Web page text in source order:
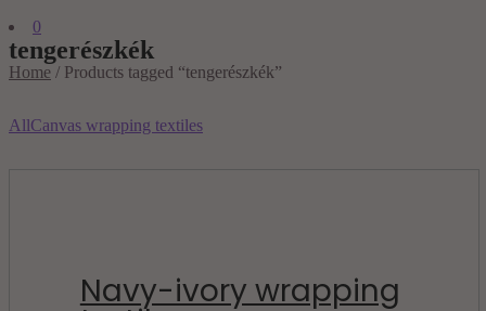
0
tengerészkék
Home / Products tagged “tengerészkék”
AllCanvas wrapping textiles
Navy-ivory wrapping